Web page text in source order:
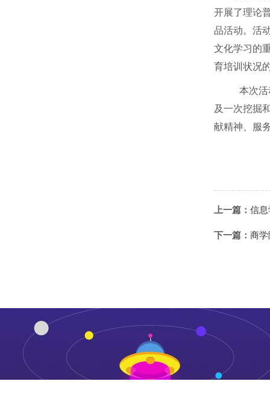
开展了理论
品活动。活
文化学习的
育培训状况
本次活
及一次挖掘
献精神、服
上一篇： 信
下一篇： 商